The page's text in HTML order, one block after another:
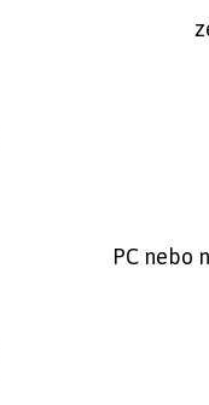
PC nebo